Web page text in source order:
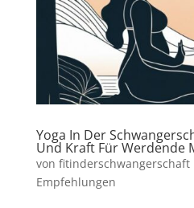
Yoga In Der
Und Kraft Für Werdende
von fitinderschwangerschaft
Empfehlungen